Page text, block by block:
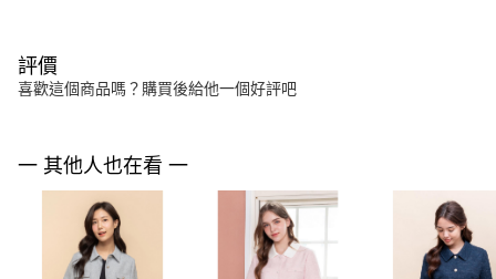
評價
喜歡這個商品嗎？購買後給他一個好評吧
一 其他人也在看 一